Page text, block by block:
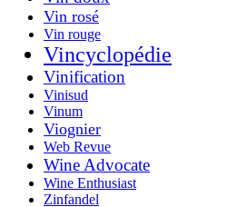
Vin rosé
Vin rouge
Vincyclopédie
Vinification
Vinisud
Vinum
Viognier
Web Revue
Wine Advocate
Wine Enthusiast
Zinfandel